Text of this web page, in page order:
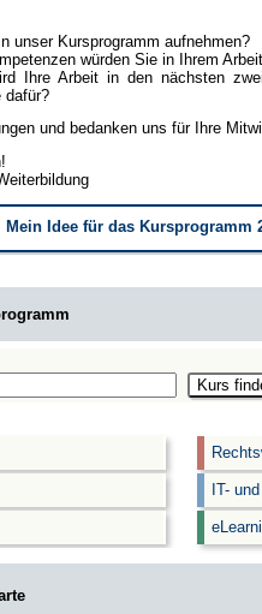
unser Kursprogramm aufnehmen?
würden Sie in Ihrem
Ihre Arbeit in den nächsten
dafür?
und bedanken uns für Ihre
Idee für das Kursprogramm
IT-